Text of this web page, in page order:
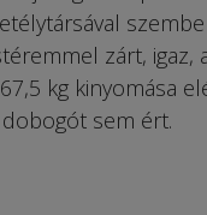
zárt, igaz,
kg kinyomása
sem ért.